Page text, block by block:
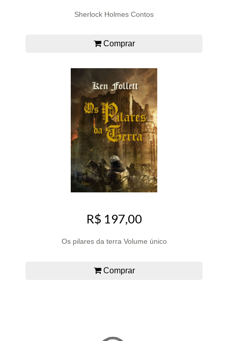
Sherlock Holmes Contos
Comprar
R$ 197,00
Os pilares da terra Volume único
Comprar